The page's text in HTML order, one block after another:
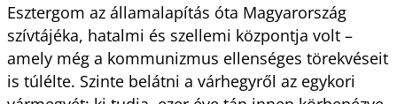
Esztergom az államalapítás óta Magyarország
szívtájéka, hatalmi és szellemi központja volt –
amely még a kommunizmus ellenséges törekvéseit
is túlélte. Szinte belátni a várhegyről az egykori